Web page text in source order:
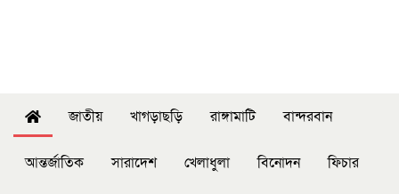
জাতীয় খাগড়াছড়ি রাঙ্গামাটি বান্দরবান
আন্তর্জাতিক সারাদেশ খেলাধুলা বিনোদন ফিচার